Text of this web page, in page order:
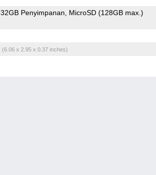
32GB Penyimpanan MicroSD (128GB max.)
(6.06 x 2.95 x 0.37 inches)